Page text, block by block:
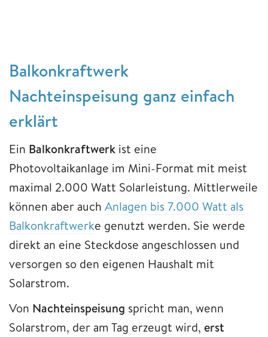
Balkonkraftwerk
Nachteinspeisung ganz einfach
erklärt
Ein Balkonkraftwerk ist eine
Photovoltaikanlage im Mini-Format mit meist
maximal 2.000 Watt Solarleistung. Mittlerweile
können aber auch Anlagen bis 7.000 Watt als
Balkonkraftwerke genutzt werden. Sie werde
direkt an eine Steckdose angeschlossen und
versorgen so den eigenen Haushalt mit
Solarstrom.
Von Nachteinspeisung spricht man, wenn
Solarstrom, der am Tag erzeugt wird, erst